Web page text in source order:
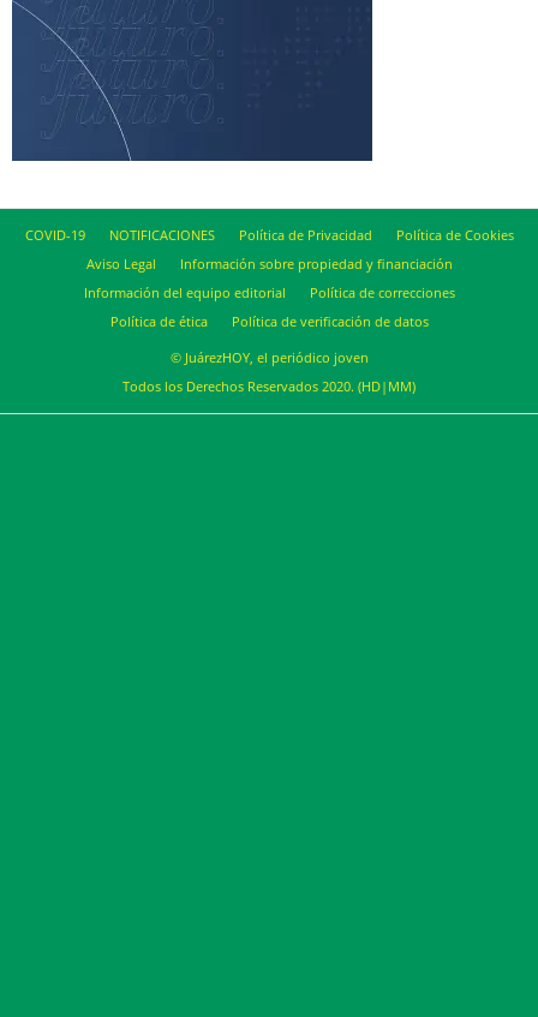
COVID-19 NOTIFICACIONES Política de Privacidad
Política de Cookies
Aviso Legal
Información sobre propiedad y financiación
Información del equipo editorial
Política de correcciones
Política de ética
Política de verificación de datos
© JuárezHOY, el periódico joven
Todos los Derechos Reservados 2020. (HD|MM)